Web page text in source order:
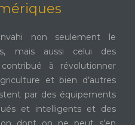
non seulement le
mais aussi celui des
à révolutionner
et bien d’autres
par des équipements
et intelligents et des